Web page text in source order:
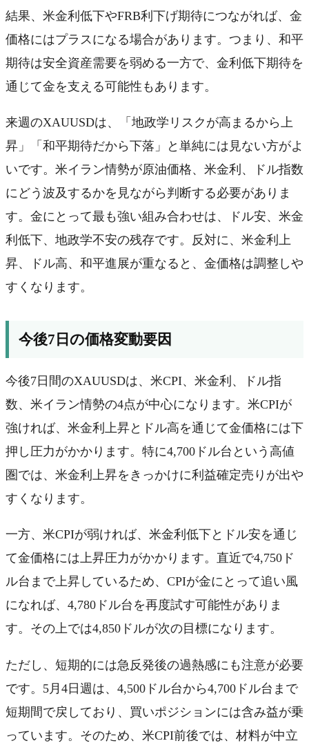
結果、米金利低下やFRB利下げ期待につながれば、金
価格にはプラスになる場合があります。つまり、和平
期待は安全資産需要を弱める一方で、金利低下期待を
通じて金を支える可能性もあります。
来週のXAUUSDは、「地政学リスクが高まるから上
昇」「和平期待だから下落」と単純には見ない方がよ
いです。米イラン情勢が原油価格、米金利、ドル指数
にどう波及するかを見ながら判断する必要がありま
す。金にとって最も強い組み合わせは、ドル安、米金
利低下、地政学不安の残存です。反対に、米金利上
昇、ドル高、和平進展が重なると、金価格は調整しや
すくなります。
今後7日の価格変動要因
今後7日間のXAUUSDは、米CPI、米金利、ドル指
数、米イラン情勢の4点が中心になります。米CPIが
強ければ、米金利上昇とドル高を通じて金価格には下
押し圧力がかかります。特に4,700ドル台という高値
圏では、米金利上昇をきっかけに利益確定売りが出や
すくなります。
一方、米CPIが弱ければ、米金利低下とドル安を通じ
て金価格には上昇圧力がかかります。直近で4,750ド
ル台まで上昇しているため、CPIが金にとって追い風
になれば、4,780ドル台を再度試す可能性がありま
す。その上では4,850ドルが次の目標になります。
ただし、短期的には急反発後の過熱感にも注意が必要
です。5月4日週は、4,500ドル台から4,700ドル台まで
短期間で戻しており、買いポジションには含み益が乗
っています。そのため、米CPI前後では、材料が中立